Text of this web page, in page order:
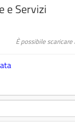
e Servizi
È possibile